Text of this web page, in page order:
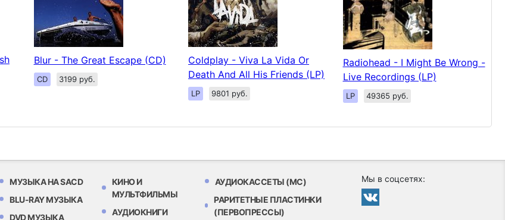
Blur - The Great Escape (CD)
CD 3199 руб.
Coldplay - Viva La Vida Or
Death And All His Friends (LP)
LP 9801 руб.
Radiohead - I Might Be Wrong -
Live Recordings (LP)
LP 49365 руб.
МУЗЫКА НА SACD
BLU-RAY МУЗЫКА
DVD МУЗЫКА
КИНО И
МУЛЬТФИЛЬМЫ
АУДИОКНИГИ
АУДИОКАССЕТЫ (MC)
РАРИТЕТНЫЕ ПЛАСТИНКИ
(ПЕРВОПРЕССЫ)
Мы в соцсетях: